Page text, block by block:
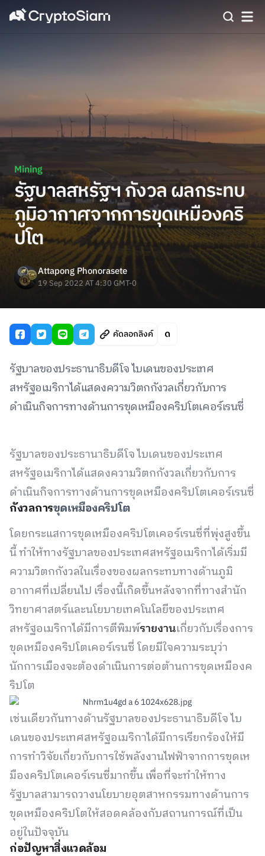
Mining
รัฐบาลสหรัฐฯ กังวล ผลกระทบ
ภูมิอากาศจากการขุดเหมืองคริ
ปโต
Attapong Phonorasete
19 Sep 2022 AT 4:30 GMT-0
คัดลอกลิงค์
รัฐบาลของประธานาธิบดีโจ ไบเดนของประเทศ
สหรัฐอเมริกาได้แสดงความวิตกกังวลเกี่ยวกับการ
ดำเนินกิจการทางด้านการขุดเหมืองคริปโตเคอร์เรนซี่
รัฐบาลของประธานาธิบดีโจ ไบเดนของประเทศ
สหรัฐอเมริกาได้แสดงความวิตกกังวลเกี่ยวกับการ
ดำเนินกิจการทางด้านการขุดเหมืองคริปโตเคอร์เรนซี่
กังวลการขุดเหมืองคริปโต
โดยกระแสการขุดเหมืองคริปโตเคอร์เรนซี่ที่พุ่งสูงขึ้น
นี้ ทำให้ทางรัฐบาลของประเทศสหรัฐอเมริกาได้เริ่มมี
ความวิตกกังวลในเรื่องของผลกระทบทางด้านภูมิ
อากาศที่เปลี่ยนไป เรื่องนี้เกิดขึ้นหลังจากที่ทางสำนัก
วิทยาศาสตร์และนโยบายเทคโนโลยีของประเทศ
สหรัฐอเมริกาได้มีการตีพิมพ์รายงานเกี่ยวกับเรื่องการ
ขุดเหมืองคริปโตเคอร์เรนซี่ โดยมีใจความระบุว่า
นักการเมืองจะต้องดำเนินการต่อต้านการขุดเหมืองค
ริปโต
เช่นเดียวกันทางด้านรัฐบาลของประธานาธิบดีโจ ไบ
เดนของประเทศสหรัฐอเมริกาได้มีการเรียกร้องให้มี
การทำวิจัยเกี่ยวกับการใช้พลังงานไฟฟ้าจากการขุดเห
มืองคริปโตเคอร์เรนซี่มากขึ้น เพื่อที่จะทำให้ทาง
รัฐบาลสามารถวางนโยบายอุตสาหกรรมทางด้านการ
ขุดเหมืองคริปโตให้สอดคล้องกับสถานการณ์ที่เป็น
อยู่ในปัจจุบัน
ก่อปัญหาสิ่งแวดล้อม